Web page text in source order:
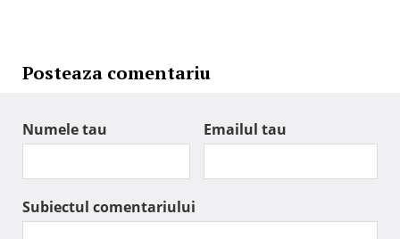
Posteaza comentariu
Numele tau Emailul tau
Subiectul comentariului